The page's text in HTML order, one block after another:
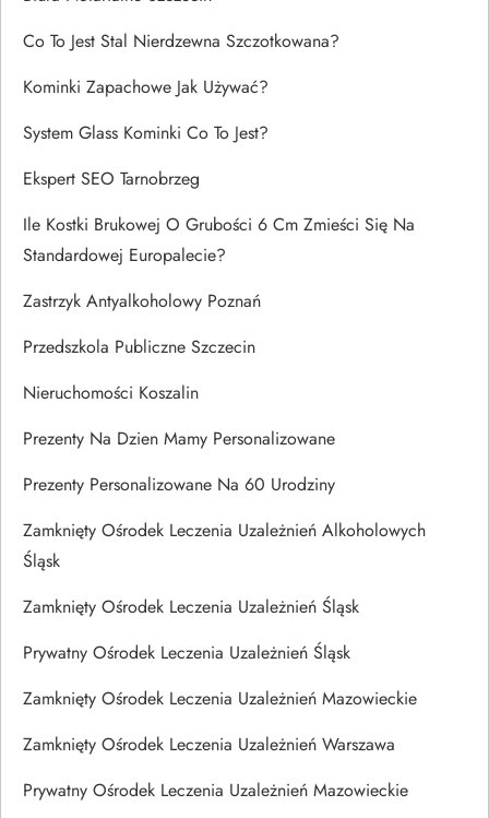
Co To Jest Stal Nierdzewna Szczotkowana?
Kominki Zapachowe Jak Używać?
System Glass Kominki Co To Jest?
Ekspert SEO Tarnobrzeg
Ile Kostki Brukowej O Grubości 6 Cm Zmieści Się Na
Standardowej Europalecie?
Zastrzyk Antyalkoholowy Poznań
Przedszkola Publiczne Szczecin
Nieruchomości Koszalin
Prezenty Na Dzien Mamy Personalizowane
Prezenty Personalizowane Na 60 Urodziny
Zamknięty Ośrodek Leczenia Uzależnień Alkoholowych
Śląsk
Zamknięty Ośrodek Leczenia Uzależnień Śląsk
Prywatny Ośrodek Leczenia Uzależnień Śląsk
Zamknięty Ośrodek Leczenia Uzależnień Mazowieckie
Zamknięty Ośrodek Leczenia Uzależnień Warszawa
Prywatny Ośrodek Leczenia Uzależnień Mazowieckie